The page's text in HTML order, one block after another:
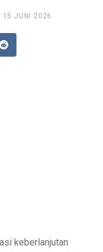
15 JUNI 2026
Reddit
keberlanjutan